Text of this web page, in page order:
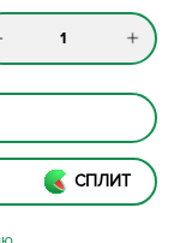
СПЛИТ